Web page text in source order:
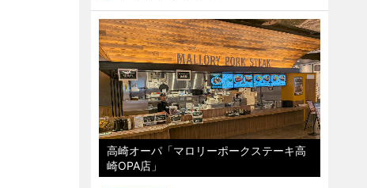
高崎オーパ「マロリーポークステーキ高
崎OPA店」